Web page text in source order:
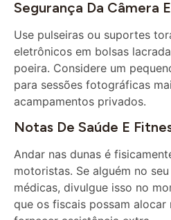
Use pulseiras ou suportes
eletrônicos em bolsas
poeira. Considere um
para sessões fotográficas
acampamentos privados.
Notas De Saúde E Fitness
motoristas. Se alguém no
médicas, divulgue isso no
que os fiscais possam alocar
fornecer assistência extra.